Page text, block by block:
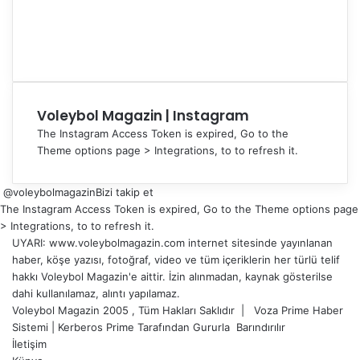
Voleybol Magazin | Instagram
The Instagram Access Token is expired, Go to the
Theme options page > Integrations, to to refresh it.
@voleybolmagazinBizi takip et
The Instagram Access Token is expired, Go to the Theme options page
> Integrations, to to refresh it.
UYARI: www.voleybolmagazin.com internet sitesinde yayınlanan
haber, köşe yazısı, fotoğraf, video ve tüm içeriklerin her türlü telif
hakkı Voleybol Magazin'e aittir. İzin alınmadan, kaynak gösterilse
dahi kullanılamaz, alıntı yapılamaz.
Voleybol Magazin 2005 , Tüm Hakları Saklıdır | Voza Prime Haber
Sistemi
Kerberos Prime Tarafından Gururla Barındırılır
İletişim